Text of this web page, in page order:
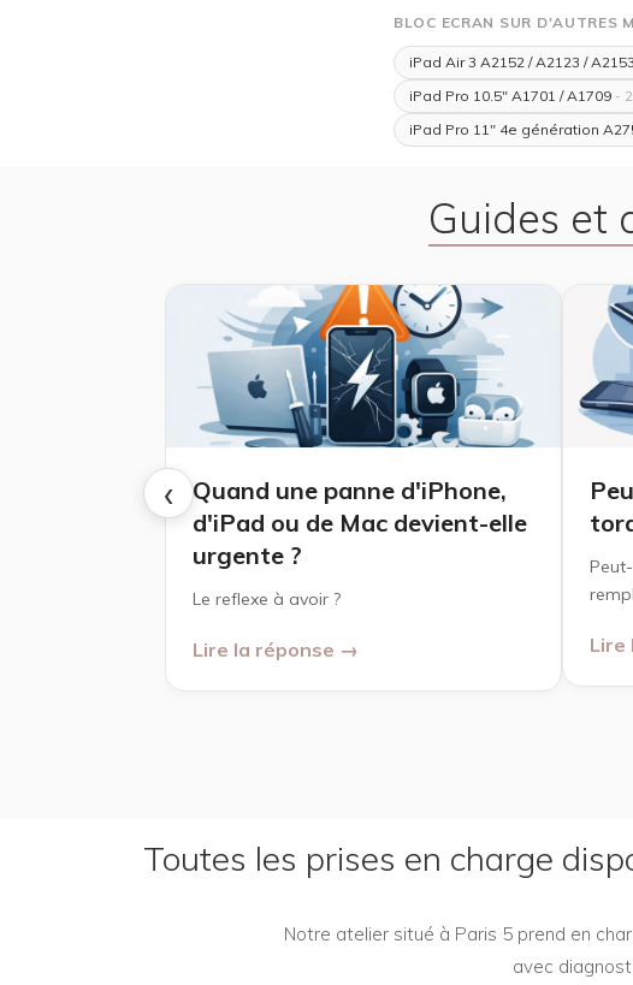
BLOC ECRAN SUR D'AUTRES
iPad Air 3 A2152 / A2123 / A2153
iPad Pro 10.5" A1701 / A1709 -
iPad Pro 11" 4e génération
Guides et
‹
Quand une panne d'iPhone,
d'iPad ou de Mac devient-elle
urgente ?
Le reflexe à avoir ?
Lire la réponse → Lire
Toutes les prises en charge
Notre atelier situé à Paris 5 prend en
avec